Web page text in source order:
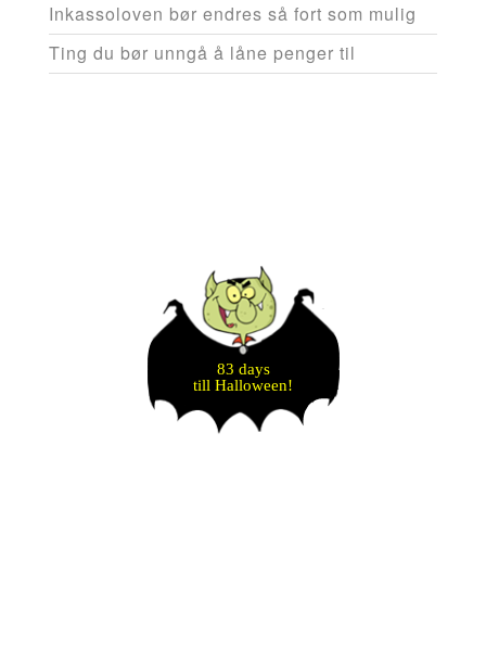
Inkassoloven bør endres så fort som mulig
Ting du bør unngå å låne penger til
83 days
till Halloween!